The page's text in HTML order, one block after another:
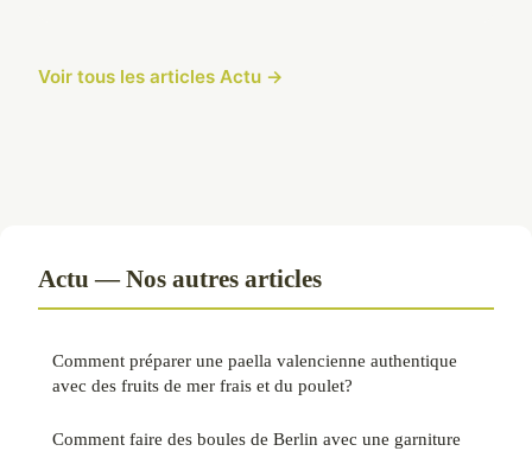
Voir tous les articles Actu →
Actu — Nos autres articles
Comment préparer une paella valencienne authentique
avec des fruits de mer frais et du poulet?
Comment faire des boules de Berlin avec une garniture